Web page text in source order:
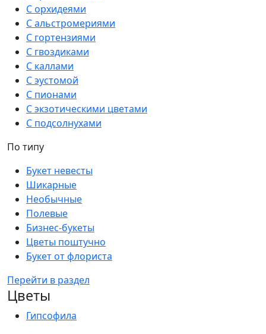
С орхидеями
С альстромериями
С гортензиями
С гвоздиками
С каллами
С эустомой
С пионами
С экзотическими цветами
С подсолнухами
По типу
Букет невесты
Шикарные
Необычные
Полевые
Бизнес-букеты
Цветы поштучно
Букет от флориста
Перейти в раздел
Цветы
Гипсофила